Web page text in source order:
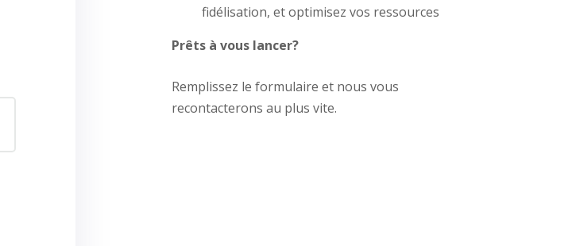
fidélisation, et optimisez vos ressources
Prêts à vous lancer?
Remplissez le formulaire et nous vous
recontacterons au plus vite.